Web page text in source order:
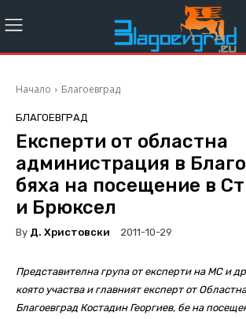
Начало Благоевград
БЛАГОЕВГРАД
Експерти от областна
администрация в
бяха на посещение в
и Брюксел
By Д. Христовски 2011-10-29
Представителна група от експерти на МС и
която участва и главният експерт от
Благоевград Костадин Георгиев, бе на